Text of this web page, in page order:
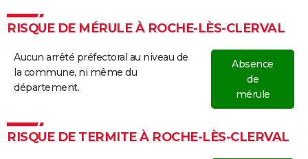
RISQUE DE MÉRULE À ROCHE-LÈS-CLERVAL
Aucun arrêté préfectoral au niveau de
la commune, ni même du
département.
Absence
de
mérule
RISQUE DE TERMITE À ROCHE-LÈS-CLERVAL